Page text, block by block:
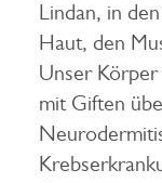
Lindan, in
Haut, den
Unser
mit Giften